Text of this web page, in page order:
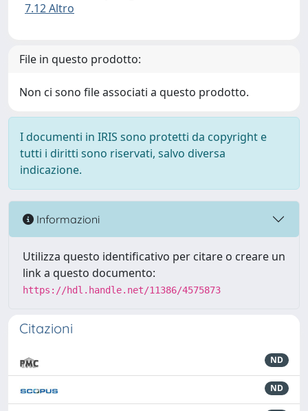
7.12 Altro
File in questo prodotto:
Non ci sono file associati a questo prodotto.
I documenti in IRIS sono protetti da copyright e
tutti i diritti sono riservati, salvo diversa
indicazione.
Informazioni
Utilizza questo identificativo per citare o creare un
link a questo documento:
https://hdl.handle.net/11386/4575873
Citazioni
ND
ND